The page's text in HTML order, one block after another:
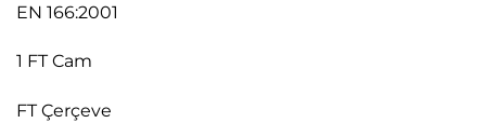
EN 166:2001
1 FT Cam
FT Çerçeve